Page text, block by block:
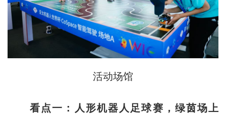
活动场馆
看点一：人形机器人足球赛，绿茵场上